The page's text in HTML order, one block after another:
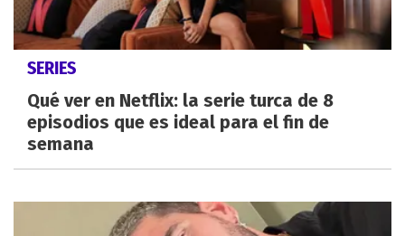
SERIES
Qué ver en Netflix: la serie turca de 8
episodios que es ideal para el fin de
semana